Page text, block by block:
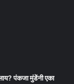
पंकजा मुंडेंनी एका